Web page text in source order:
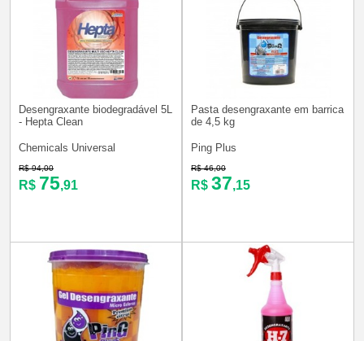
Desengraxante biodegradável 5L
- Hepta Clean
Chemicals Universal
R$ 94,00
R$ 75,91
Pasta desengraxante em barrica
de 4,5 kg
Ping Plus
R$ 46,00
R$ 37,15